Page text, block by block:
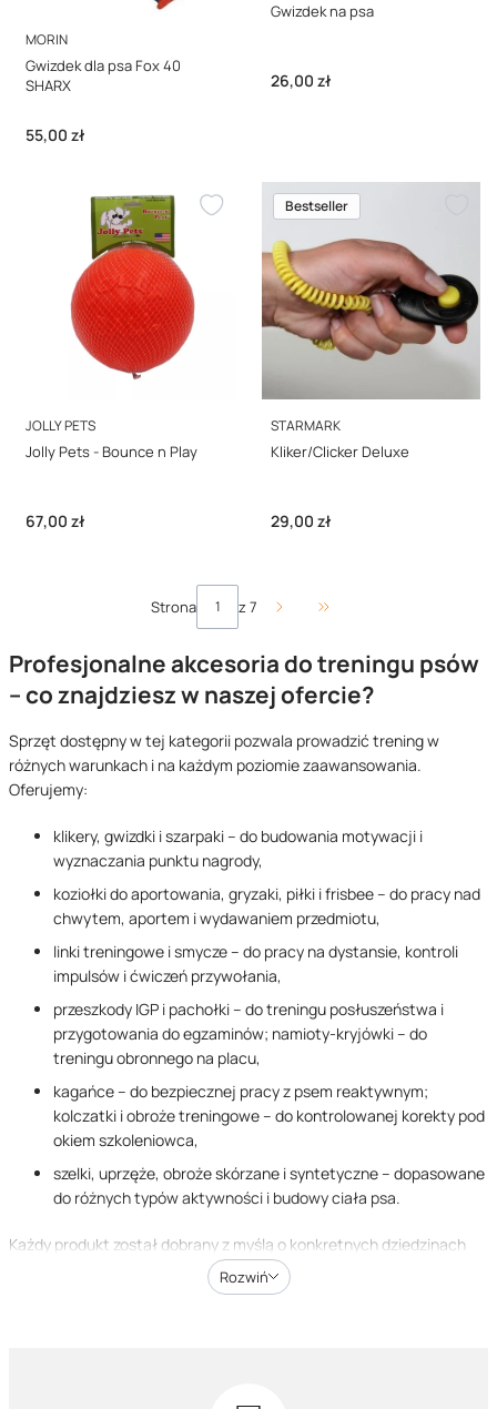
PRODUCENT
MORIN
Gwizdek dla psa Fox 40
SHARX
Cena
55,00 zł
Gwizdek na psa
Cena
26,00 zł
PRODUCENT
JOLLY PETS
Jolly Pets - Bounce n Play
Cena
67,00 zł
Bestseller
PRODUCENT
STARMARK
Kliker/Clicker Deluxe
Cena
29,00 zł
Strona z 7
Przejdź do ostatniej
Profesjonalne akcesoria do treningu psów
– co znajdziesz w naszej ofercie?
Sprzęt dostępny w tej kategorii pozwala prowadzić trening w
różnych warunkach i na każdym poziomie zaawansowania.
Oferujemy:
klikery, gwizdki i szarpaki – do budowania motywacji i
wyznaczania punktu nagrody,
koziołki do aportowania, gryzaki, piłki i frisbee – do pracy nad
chwytem, aportem i wydawaniem przedmiotu,
linki treningowe i smycze – do pracy na dystansie, kontroli
impulsów i ćwiczeń przywołania,
przeszkody IGP i pachołki – do treningu posłuszeństwa i
przygotowania do egzaminów; namioty-kryjówki – do
treningu obronnego na placu,
kagańce – do bezpiecznej pracy z psem reaktywnym;
kolczatki i obroże treningowe – do kontrolowanej korekty pod
okiem szkoleniowca,
szelki, uprzęże, obroże skórzane i syntetyczne – dopasowane
do różnych typów aktywności i budowy ciała psa.
Każdy produkt został dobrany z myślą o konkretnych dziedzinach
pracy. To między innymi obedience, IGP (dawniej IPO), tropienie
sportowe (FH), mantrailing, praca K9, trening psów pasterskich,
Rozwiń